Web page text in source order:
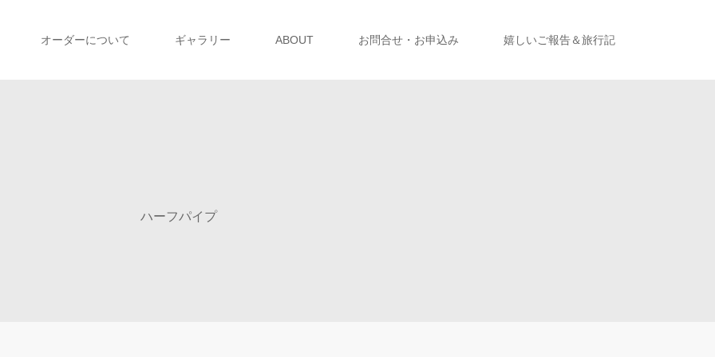
オーダーについて ギャラリー ABOUT お問合せ・お申込み 嬉しいご報告＆旅行記
ハーフパイプ